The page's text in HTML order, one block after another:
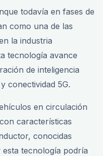
todavía en fases de
como una de las
la industria
tecnología avance
de inteligencia
conectividad 5G.
en circulación
características
conocidas
tecnología podría